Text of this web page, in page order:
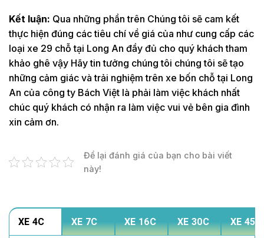
Kết luận: Qua những phần trên Chúng tôi sẽ cam kết
thực hiện đúng các tiêu chí về giá của như cung cấp các
loại xe 29 chỗ tại Long An đầy đủ cho quý khách tham
khảo ghê vậy Hãy tin tưởng chúng tôi chúng tôi sẽ tạo
những cảm giác và trải nghiệm trên xe bốn chỗ tại Long
An của công ty Bách Việt là phải làm việc khách nhất
chúc quý khách có nhận ra làm việc vui vẻ bên gia đình
xin cảm ơn.
Để lại đánh giá của bạn cho bài viết
này!
XE 4C XE 7C XE 16C XE 30C XE 45C